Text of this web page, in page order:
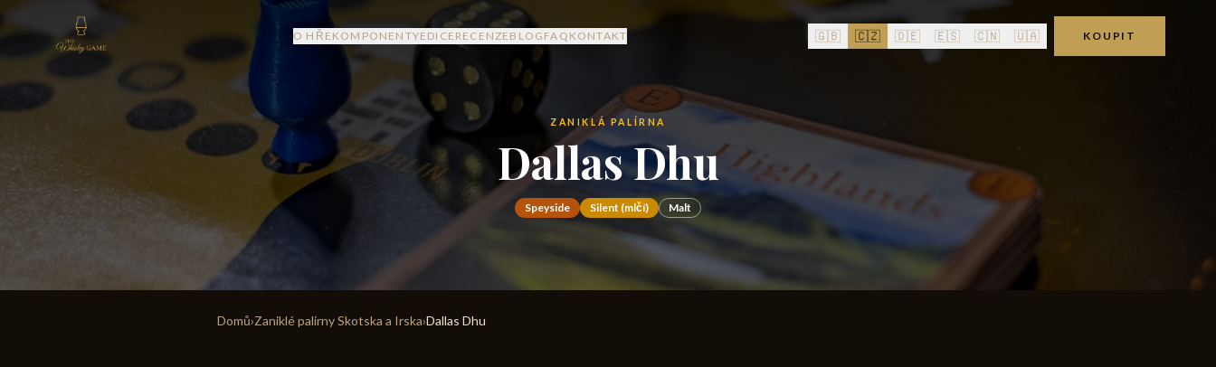
O HŘE KOMPONENTYEDICE RECENZE BLOG FAQ KONTAKT 🇬🇧 🇨🇿 🇩🇪 🇪🇸 🇨🇳 🇺🇦 KOUPIT
ZANIKLÁ PALÍRNA
Dallas Dhu
Speyside Silent (mlčí) Malt
Domů›Zaniklé palírny Skotska a Irska›Dallas Dhu